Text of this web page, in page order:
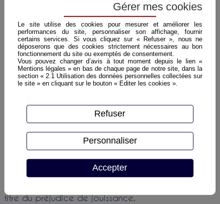
Suite à un refus de garantie, la propriétaire
sollicitait la désignation d’un expert judiciaire.
Après dépôt du rapport d’expertise judiciaire la
propriétaire assignait son assureur et demandait sa
condamnation au paiement des travaux rendus
nécessaires suite à l'épisode de sécheresse.
Le Tribunal accueillait les demandes de cette
dernière au titre des travaux de réparation et des
demanderesse était déboutée de ses demandes au
titre du préjudicie de jouissance.
Le préjudice de jouissance est le préjudice
correspondant au fait, pour le propriétaire d’un
bien, d’être privé de la possibilité (totale ou
La propriétaire du bien formait appel de la
décision du Tribunal et sollicitait notamment la
condamnation de son assurance à l’indemniser au
titre du préjudice de jouissance.
Gérer mes cookies
Le site utilise des cookies pour mesurer et améliorer les
performances du site, personnaliser son affichage, fournir
certains services. Si vous cliquez sur « Refuser », nous ne
déposerons que des cookies strictement nécessaires au bon
fonctionnement du site ou exemptés de consentement.
Vous pouvez changer d’avis à tout moment depuis le lien «
Mentions légales » en bas de chaque page de notre site, dans la
section « 2.1 Utilisation des données personnelles collectées sur
le site » en cliquant sur le bouton « Editer les cookies ».
Accepter
Refuser
Personnaliser